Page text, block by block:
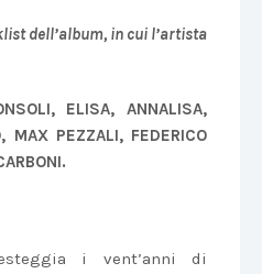
dell’album, in cui l’artista
ELISA, ANNALISA,
MAX PEZZALI, FEDERICO
i vent’anni di